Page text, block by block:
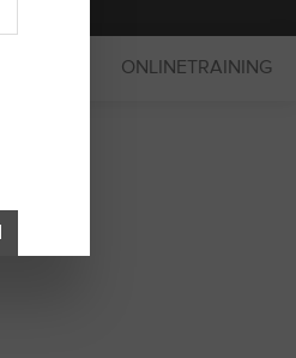
ONLINETRAINING